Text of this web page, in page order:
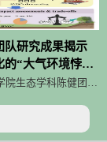
验室石斛黄精团队
队研究成果揭示
的“大气环境悖
务权衡机制